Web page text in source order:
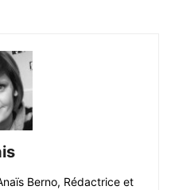
Berno, Rédactrice et